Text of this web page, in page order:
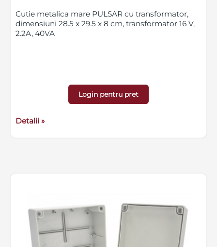
Cutie metalica mare PULSAR cu transformator,
dimensiuni 28.5 x 29.5 x 8 cm, transformator 16 V,
2.2A, 40VA
Login pentru pret
Detalii »